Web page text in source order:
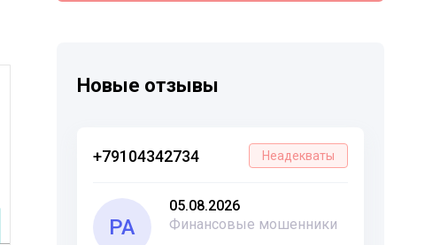
Новые отзывы
+79104342734 Неадекваты
РА
05.08.2026
Финансовые мошенники